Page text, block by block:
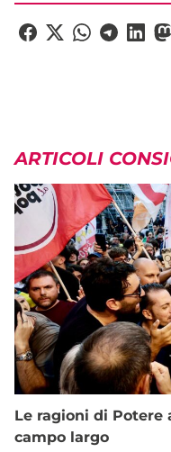
ARTICOLI
Le ragioni di Potere
campo largo